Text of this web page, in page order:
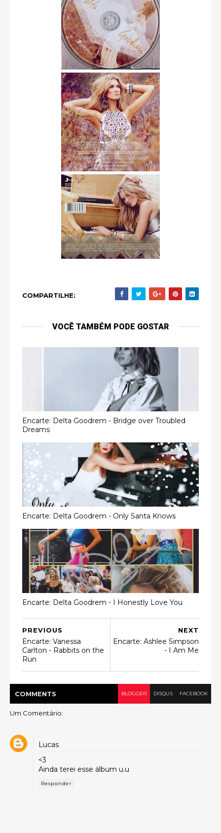
COMPARTILHE:
VOCÊ TAMBÉM PODE GOSTAR
Encarte: Delta Goodrem - Bridge over Troubled
Dreams
Encarte: Delta Goodrem - Only Santa Knows
Encarte: Delta Goodrem - I Honestly Love You
NEXT
Encarte: Ashlee Simpson
- I Am Me
PREVIOUS
Encarte: Vanessa
Carlton - Rabbits on the
Run
COMMENTS BLOGGER DISQUS FACEBOOK
Um Comentário:
Lucas
<3
Ainda terei esse álbum u.u
Responder